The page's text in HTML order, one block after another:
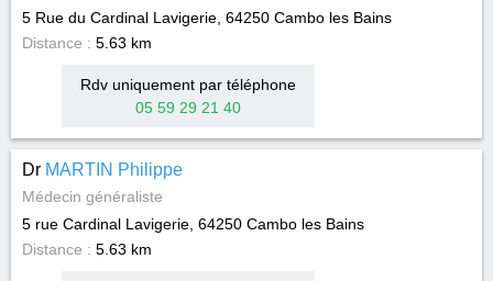
5 Rue du Cardinal Lavigerie, 64250 Cambo les Bains
Distance : 5.63 km
Rdv uniquement par téléphone
05 59 29 21 40
Dr MARTIN Philippe
Médecin généraliste
5 rue Cardinal Lavigerie, 64250 Cambo les Bains
Distance : 5.63 km